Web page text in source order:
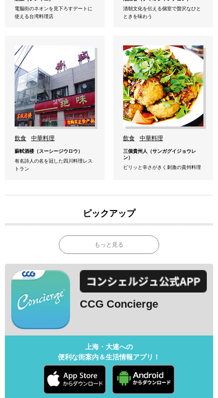
電脳街のネオンを見下ろすデートに
使える台湾料理店
清朝文化を伝える個室で贅沢なひと
ときを味わう
飲食 中華料理
蘇軾酒楼（スーシージウロウ）
有名詩人の名を冠した四川料理レス
トラン
飲食 中華料理
三個貴州人（サンガグイジョウレ
ン）
ピリッと辛さがきく刺激の貴州料理
ピックアップ
もっと見る
CCG Concierge
上海・大連への
便利な街案内＆生活情報アプリ！